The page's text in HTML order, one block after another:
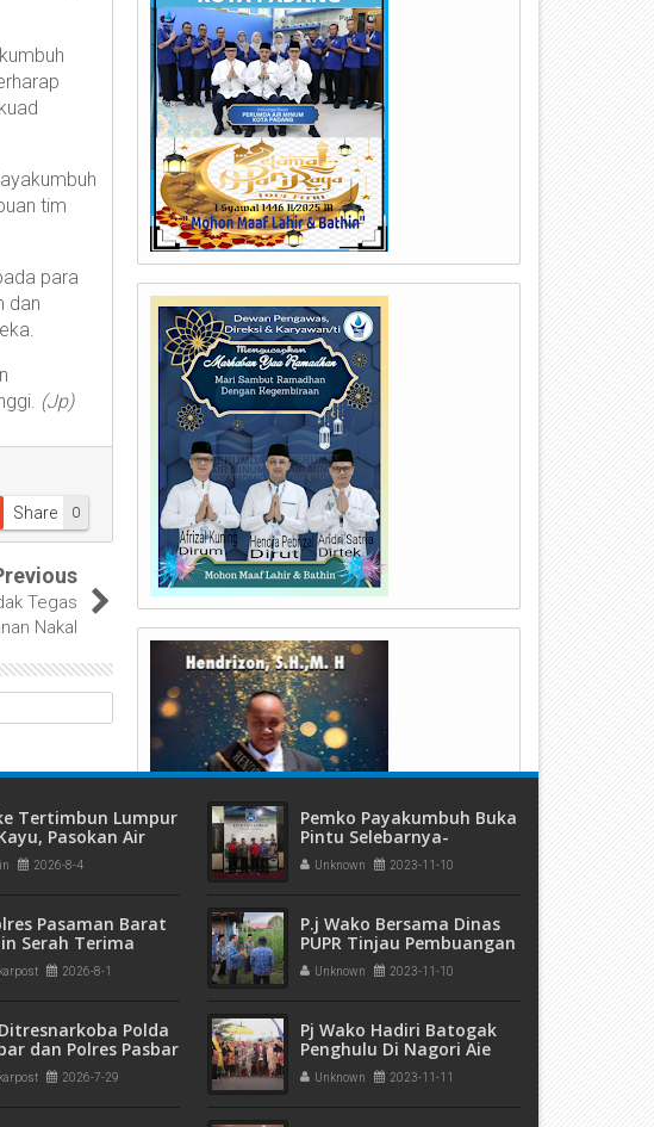
tim
para
dan
(Jp)
0
Share
Tegas
Nakal
Tertimbun Lumpur
Pasokan Air
di Kota Padang
2026-8-4
Pasaman Barat
Serah Terima
PJU Polres dan
Sungai Beremas
2026-8-1
Polda
dan Polres Pasbar
Peredaran
30 Paket Ganja
2026-7-29
Pemko Payakumbuh Buka
Pintu Selebarnya-
Lebarnya Untuk
Kolaborasi
Unknown 2023-11-10
P.j Wako Bersama Dinas
PUPR Tinjau Pembuangan
Air Bermasalah Di
Kelurahan Padang Tiakar
Unknown 2023-11-10
Pj Wako Hadiri Batogak
Penghulu Di Nagori Aie
Tabik
Unknown 2023-11-11